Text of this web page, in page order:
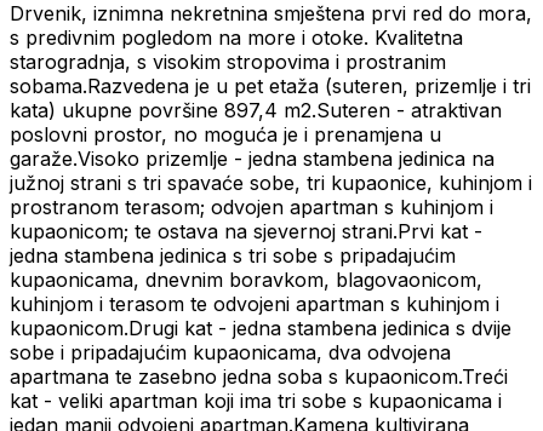
Drvenik, iznimna nekretnina smještena prvi red do mora,
s predivnim pogledom na more i otoke. Kvalitetna
starogradnja, s visokim stropovima i prostranim
sobama.Razvedena je u pet etaža (suteren, prizemlje i tri
kata) ukupne površine 897,4 m2.Suteren - atraktivan
poslovni prostor, no moguća je i prenamjena u
garaže.Visoko prizemlje - jedna stambena jedinica na
južnoj strani s tri spavaće sobe, tri kupaonice, kuhinjom i
prostranom terasom; odvojen apartman s kuhinjom i
kupaonicom; te ostava na sjevernoj strani.Prvi kat -
jedna stambena jedinica s tri sobe s pripadajućim
kupaonicama, dnevnim boravkom, blagovaonicom,
kuhinjom i terasom te odvojeni apartman s kuhinjom i
kupaonicom.Drugi kat - jedna stambena jedinica s dvije
sobe i pripadajućim kupaonicama, dva odvojena
apartmana te zasebno jedna soba s kupaonicom.Treći
kat - veliki apartman koji ima tri sobe s kupaonicama i
jedan manji odvojeni apartman.Kamena kultivirana